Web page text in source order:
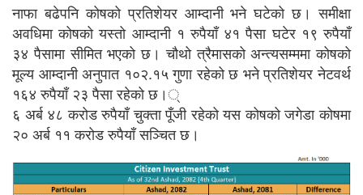
नाफा बढेपनि कोषको प्रतिशेयर आम्दानी भने घटेको छ। समीक्षा
अवधिमा कोषको यस्तो आम्दानी १ रुपैयाँ ४१ पैसा घटेर १९ रुपैयाँ
३४ पैसामा सीमित भएको छ। चौथो त्रैमासको अन्त्यसम्ममा कोषको
मूल्य आम्दानी अनुपात १०२.१५ गुणा रहेको छ भने प्रतिशेयर नेटवर्थ
१६४ रुपैयाँ २३ पैसा रहेको छ।्
६ अर्ब ४८ करोड रुपैयाँ चुक्ता पूँजी रहेको यस कोषको जगेडा कोषमा
२० अर्ब ११ करोड रुपैयाँ सञ्चित छ।